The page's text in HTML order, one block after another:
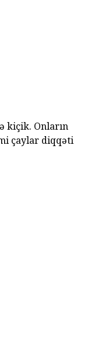
kiçik. Onların
çaylar diqqəti